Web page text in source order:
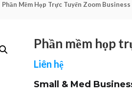
Phần Mềm Họp Trực Tuyến Zoom Business
Phần mềm họp
Liên hệ
Small & Med